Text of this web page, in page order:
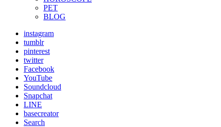
PET
BLOG
instagram
tumblr
pinterest
twitter
Facebook
YouTube
Soundcloud
Snapchat
LINE
basecreator
Search